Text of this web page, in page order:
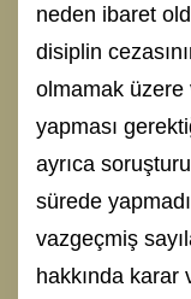
neden ibaret
disiplin
olmamak üzere
yapması
ayrıca
sürede
vazgeçmiş
hakkında karar